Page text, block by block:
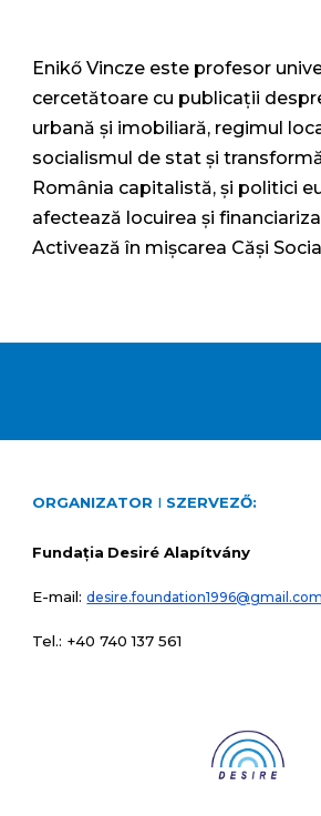
Enikő Vincze este profesor
cercetătoare cu publicații
urbană și imobiliară, regimul
socialismul de stat și
România capitalistă, și politici
afectează locuirea și
Activează în mișcarea Căși
ORGANIZATOR I SZERVEZŐ:
Fundația Desiré Alapítvány
E-mail:desire.foundation1996@gmail.com
Tel.: +40 740 137 561